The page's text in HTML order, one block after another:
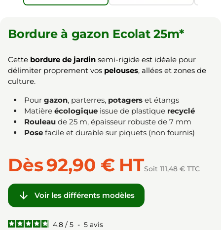
Bordure à gazon Ecolat 25m*
Cette bordure de jardin semi-rigide est idéale pour
délimiter proprement vos pelouses, allées et zones de
culture.
Pour gazon, parterres, potagers et étangs
Matière écologique issue de plastique recyclé
Rouleau de 25 m, épaisseur robuste de 7 mm
Pose facile et durable sur piquets (non fournis)
Dès92,90 € HTSoit 111,48 € TTC
 Voir les différents modèles
4.8 / 5 - 5 avis